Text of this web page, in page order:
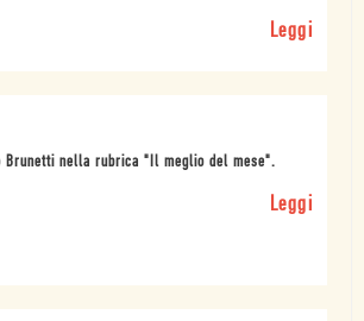
Leggi
Brunetti nella rubrica "Il meglio del mese".
Leggi